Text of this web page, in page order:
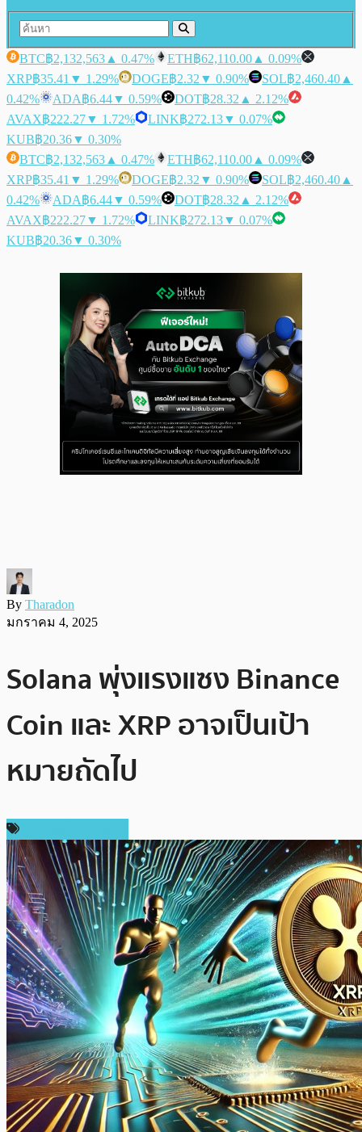
BTC฿2,132,563 ▲ 0.47% ETH฿62,110.00 ▲ 0.09%
XRP฿35.41 ▼ 1.29% DOGE฿2.32 ▼ 0.90% SOL฿2,460.40 ▲
0.42%
ADA฿6.44▼ 0.59% DOT฿28.32 ▲ 2.12%
AVAX฿222.27▼ 1.72% LINK฿272.13▼ 0.07%
KUB฿20.36▼ 0.30%
BTC฿2,132,563 ▲ 0.47% ETH฿62,110.00 ▲ 0.09%
XRP฿35.41 ▼ 1.29% DOGE฿2.32 ▼ 0.90% SOL฿2,460.40 ▲
0.42%
ADA฿6.44▼ 0.59% DOT฿28.32 ▲ 2.12%
AVAX฿222.27▼ 1.72% LINK฿272.13▼ 0.07%
KUB฿20.36▼ 0.30%
By Tharadon
มกราคม 4, 2025
Solana พุ่งแรงแซง Binance
Coin และ XRP อาจเป็นเป้า
หมายถัดไป